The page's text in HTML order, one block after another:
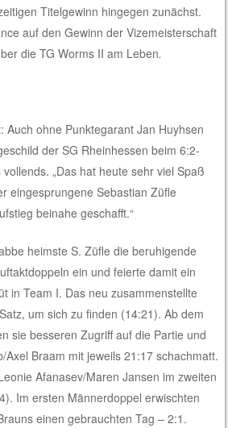
Titelgewinn hingegen zunächst.
auf den Gewinn der Vizemeisterschaft
die TG Worms II am Leben.
Auch ohne Punktegarant Jan Huyhsen
der SG Rheinhessen beim 6:2-
„Das hat heute sehr viel Spaß
eingesprungene Sebastian Züfle
beinahe geschafft.“
heimste S. Züfle die beruhigende
ein und feierte damit ein
in Team I. Das neu zusammenstellte
um sich zu finden (14:21). Ab dem
sie besseren Zugriff auf die Partie und
Axel Braam mit jeweils 21:17 schachmatt.
Afanasev/Maren Jansen im zweiten
Im ersten Männerdoppel erwischten
einen gebrauchten Tag – 2:1.